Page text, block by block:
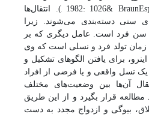
& Braun
, 1982: 1026). انتقال‌ها
سنی دسته‌بندی می‌شوند. زیرا
از سن فرد است. عامل دیگری که بر
زمان تولد فرد و نسلی است که وی
برای یافتن الگوهای تشکیل و
یک نسل واقعی و یا فرضی از افراد
آن‌ها بین وضعیت‌های مختلف
قرار بگیرد و از این طریق
بیوگی و ازدواج مجدد به دست